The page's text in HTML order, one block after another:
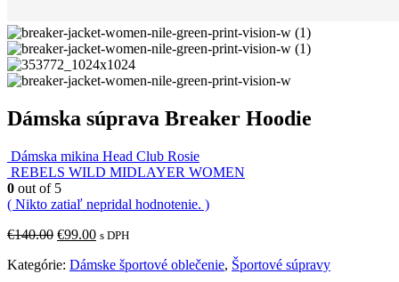
Dámska súprava Breaker Hoodie
Dámska mikina Head Club Rosie
REBELS WILD MIDLAYER WOMEN
0 out of 5
( Nikto zatiaľ nepridal hodnotenie. )
€140.00 Pôvodná
bola:
€99.00Aktuálna
je:
s DPH
Kategórie: Dámske športové oblečenie, Športové súpravy